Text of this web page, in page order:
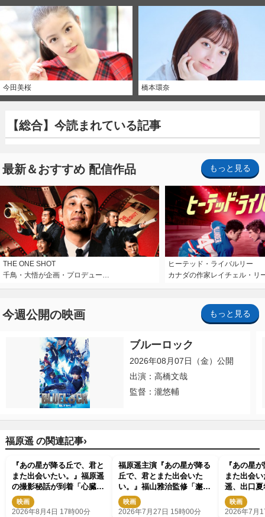
今田美桜 橋本環奈
【総合】今読まれている記事
最新＆おすすめ 配信作品 もっと見る
THE ONE SHOT
千鳥・大悟が企画・プロデュー…
ヒーテッド・ライバルリー
カナダの作家レイチェル・リ
今週公開の映画 もっと見る
ブルーロック
2026年08月07日（金）公開
出演：高橋文哉
監督：瀧悠輔
福原遥 の関連記事›
『あの星が降る丘で、君と
また出会いたい。』福原遥
の撮影秘話が到着「心臓が
ドックンドックンしてまし
た」
映画
2026年8月4日 17時00分
福原遥主演『あの星が降る
丘で、君とまた出会いた
い。』福山雅治監修「邂
逅」インスパイアムービー
解禁
映画
2026年7月27日 15時00分
『あの星
また出会
遥、出口
るキャラ
映画
2026年7月